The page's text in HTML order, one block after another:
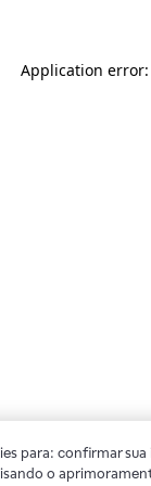
Application
para: confirmar
o